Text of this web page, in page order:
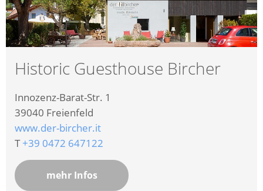
Historic Guesthouse Bircher
Innozenz-Barat-Str. 1
39040 Freienfeld
www.der-bircher.it
T+39 0472 647122
mehr Infos